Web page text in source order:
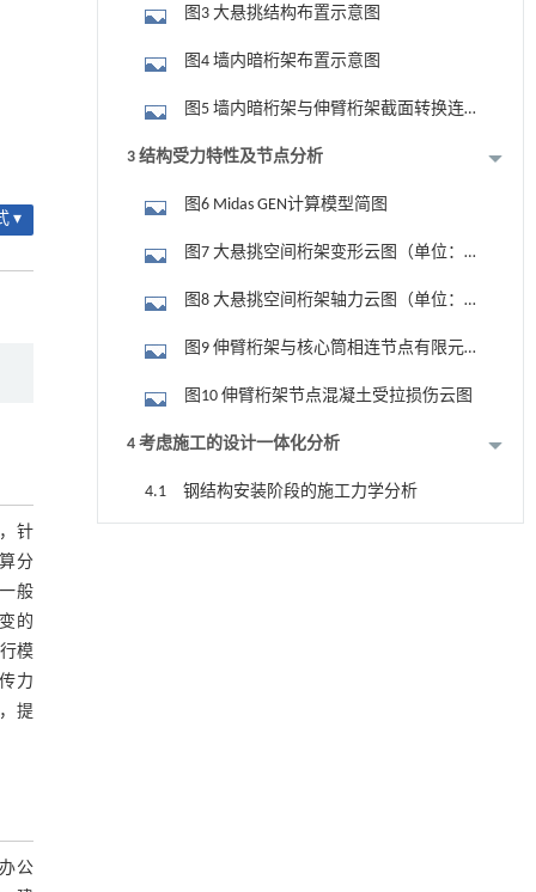
▾
针
分
般
的
模
力
提
公
图3 大悬挑结构布置示意图
图4 墙内暗桁架布置示意图
图5 墙内暗桁架与伸臂桁架截面转换连
接节点图
3 结构受力特性及节点分析
图6 Midas GEN计算模型简图
图7 大悬挑空间桁架变形云图（单位：
图8 大悬挑空间桁架轴力云图（单位：
图9 伸臂桁架与核心筒相连节点有限元
图10 伸臂桁架节点混凝土受拉损伤云图
4 考虑施工的设计一体化分析
4.1 钢结构安装阶段的施工力学分析